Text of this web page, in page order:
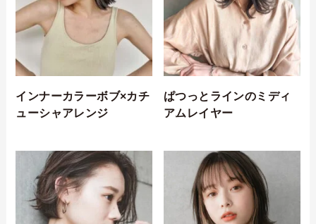
インナーカラーボブ×カチ
ューシャアレンジ
ぱつっとラインのミディ
アムレイヤー